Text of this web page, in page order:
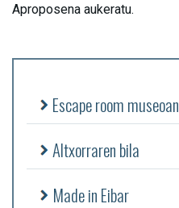
Aproposena aukeratu.
Escape room museoan
Altxorraren bila
Made in Eibar